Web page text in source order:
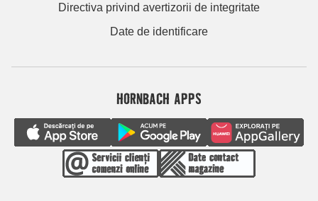
Directiva privind avertizorii de integritate
Date de identificare
HORNBACH APPS